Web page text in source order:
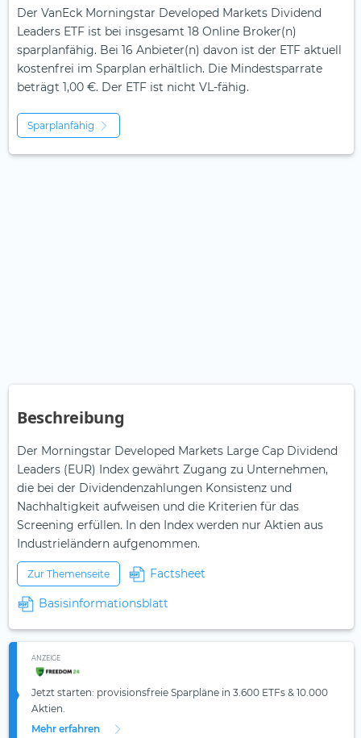
Der VanEck Morningstar Developed Markets Dividend
Leaders ETF ist bei insgesamt 18 Online Broker(n)
sparplanfähig. Bei 16 Anbieter(n) davon ist der ETF aktuell
kostenfrei im Sparplan erhältlich. Die Mindestsparrate
beträgt 1,00 €. Der ETF ist nicht VL-fähig.
Sparplanfähig
Beschreibung
Der Morningstar Developed Markets Large Cap Dividend
Leaders (EUR) Index gewährt Zugang zu Unternehmen,
die bei der Dividendenzahlungen Konsistenz und
Nachhaltigkeit aufweisen und die Kriterien für das
Screening erfüllen. In den Index werden nur Aktien aus
Industrieländern aufgenommen.
Zur Themenseite Factsheet
Basisinformationsblatt
ANZEIGE
Jetzt starten: provisionsfreie Sparpläne in 3.600 ETFs & 10.000
Aktien.
Mehr erfahren